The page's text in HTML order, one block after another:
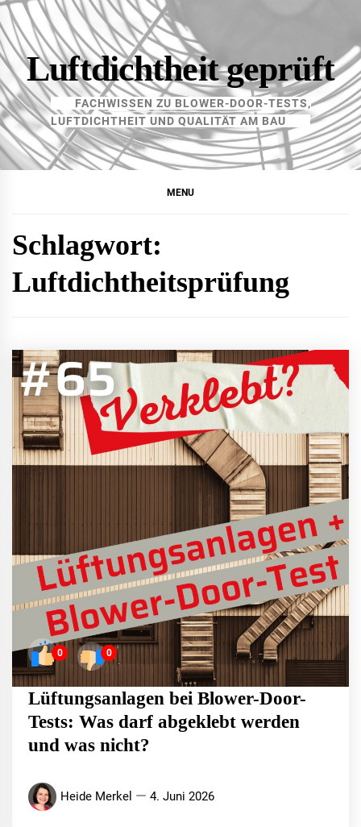
Skip
to
contentLuftdichtheit geprüft
FACHWISSEN ZU BLOWER-DOOR-TESTS,
LUFTDICHTHEIT UND QUALITÄT AM BAU
MENU
Schlagwort:
Luftdichtheitsprüfung
0 0
Lüftungsanlagen bei Blower-Door-
Tests: Was darf abgeklebt werden
und was nicht?
Heide Merkel 4. Juni 2026